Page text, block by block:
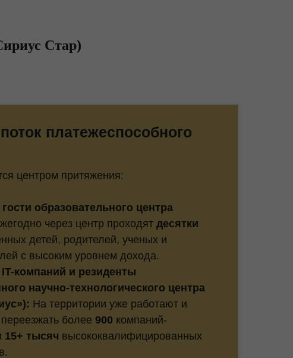
Стар)
платежеспособного
центром притяжения:
образовательного центра
через центр проходят десятки
детей, родителей, ученых и
с высоким уровнем дохода.
компаний и резиденты
научно-технологического центра
На территории уже работают и
более 900 компаний-
15+ тысяч высококвалифицированных